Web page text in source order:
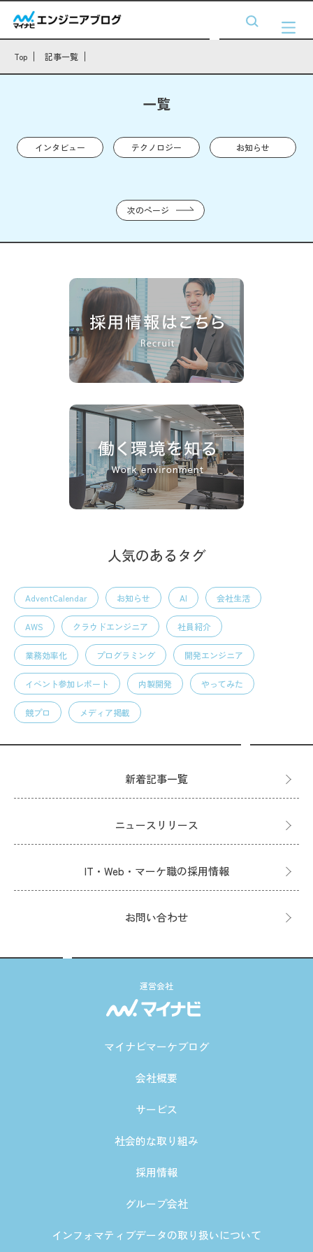
Top 記事一覧
一覧
インタビュー テクノロジー お知らせ
次のページ
人気のあるタグ
AdventCalendar お知らせ AI 会社生活
AWS クラウドエンジニア 社員紹介
業務効率化 プログラミング 開発エンジニア
イベント参加レポート 内製開発 やってみた
競プロ メディア掲載
新着記事一覧
ニュースリリース
IT・Web・マーケ職の採用情報
お問い合わせ
運営会社
マイナビマーケブログ
会社概要
サービス
社会的な取り組み
採用情報
グループ会社
インフォマティブデータの取り扱いについて